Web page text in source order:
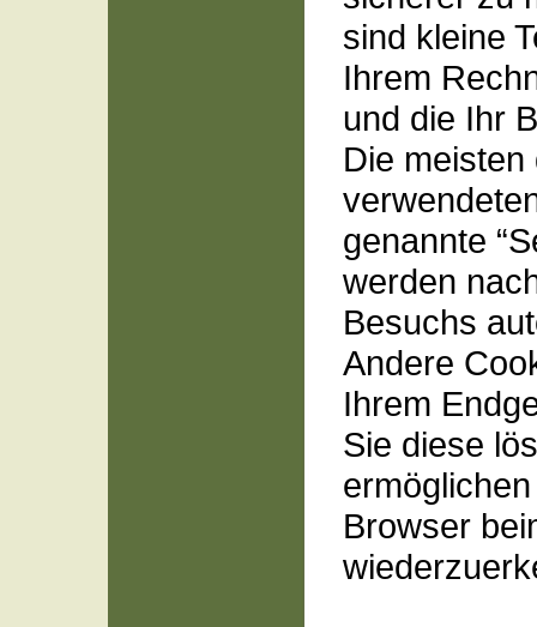
sind kleine
Ihrem
und die Ihr
Die
genannte
werden
Besuchs
Andere
Ihrem
Sie diese
Browser